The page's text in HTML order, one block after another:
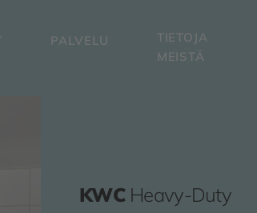
PALVELU
TIETOJA
MEISTÄ
KWC Heavy-Duty